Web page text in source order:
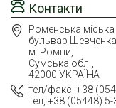
Контакти
Роменська міська
бульвар
м. Ромни,
Сумська обл.,
42000 УКРАЇНА
тел/факс: +38
тел, +38 (05448) 5-